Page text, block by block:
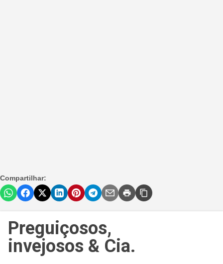
Compartilhar:
Preguiçosos,
invejosos & Cia.